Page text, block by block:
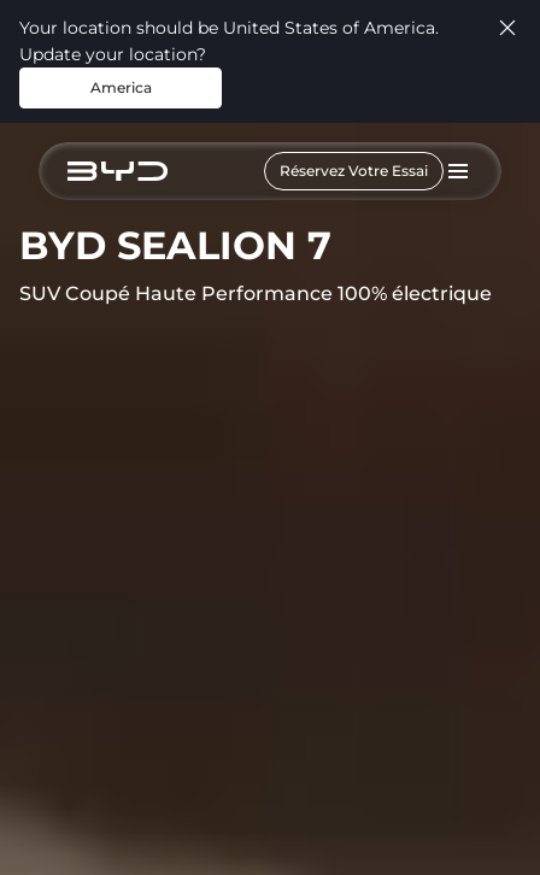
Your location should be United States of America.
Update your location?
America
Réservez Votre Essai
BYD SEALION 7
SUV Coupé Haute Performance 100% électrique